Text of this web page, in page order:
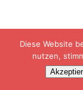
Diese Website
nutzen,